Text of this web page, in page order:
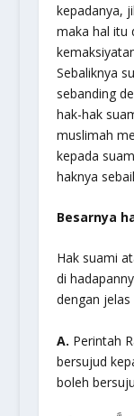
kepadanya,
maka hal itu
Sebaliknya
sebanding
hak-hak
muslimah
kepada
haknya
Besarnya
Hak suami
di
dengan jelas
A. Perintah
bersujud
boleh